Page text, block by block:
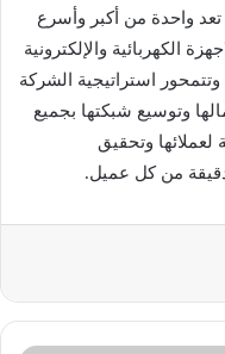
“بي.تك” عام 1997 حيث تعد واحدة من أكبر وأسرع
الكهربائية والإلكترونية
استراتيجية الشركة
وتوسيع شبكتها بجميع
لعملائها وتحقيق